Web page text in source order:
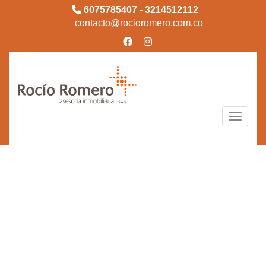
6075785407 - 3214512112
contacto@rocioromero.com.co
Toggle